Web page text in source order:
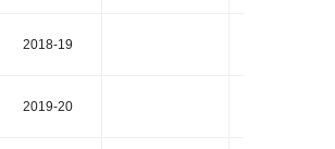
2018-19
2019-20